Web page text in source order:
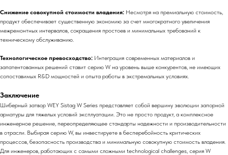
Снижение совокупной стоимости владения: Несмотря на премиальную стоимость,
продукт обеспечивает существенную экономию за счет многократного увеличения
межремонтных интервалов, сокращения простоев и минимальных требований к
техническому обслуживанию.
Технологическое превосходство: Интеграция современных материалов и
запатентованных решений ставит серию W на уровень выше конкурентов, не имеющих
сопоставимых R&D мощностей и опыта работы в экстремальных условиях.
Заключение
Шиберный затвор WEY Sistag W Series представляет собой вершину эволюции запорной
арматуры для тяжелых условий эксплуатации. Это не просто продукт, а комплексное
инженерное решение, переопределяющее стандарты надежности и производительности
в отрасли. Выбирая серию W, вы инвестируете в бесперебойность критических
процессов, безопасность производства и минимальную совокупную стоимость владения.
Для инженеров, работающих с самыми сложными technological challenges, серия W